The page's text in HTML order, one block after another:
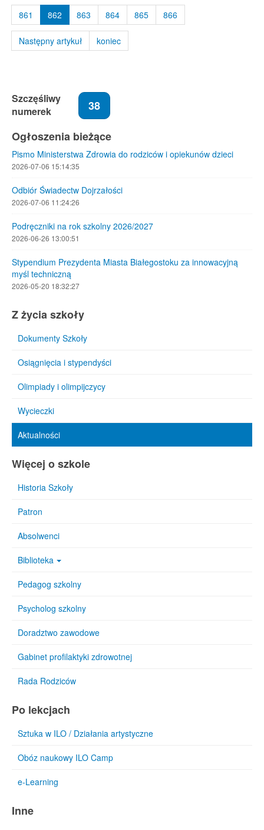
861 862 863 864 865 866
Następny artykuł koniec
Szczęśliwy
numerek
38
Ogłoszenia bieżące
Pismo Ministerstwa Zdrowia do rodziców i opiekunów dzieci
2026-07-06 15:14:35
Odbiór Świadectw Dojrzałości
2026-07-06 11:24:26
Podręczniki na rok szkolny 2026/2027
2026-06-26 13:00:51
Stypendium Prezydenta Miasta Białegostoku za innowacyjną
myśl techniczną
2026-05-20 18:32:27
Z życia szkoły
Dokumenty Szkoły
Osiągnięcia i stypendyści
Olimpiady i olimpijczycy
Wycieczki
Aktualności
Więcej o szkole
Historia Szkoły
Patron
Absolwenci
Biblioteka
Pedagog szkolny
Psycholog szkolny
Doradztwo zawodowe
Gabinet profilaktyki zdrowotnej
Rada Rodziców
Po lekcjach
Sztuka w ILO / Działania artystyczne
Obóz naukowy ILO Camp
e-Learning
Inne